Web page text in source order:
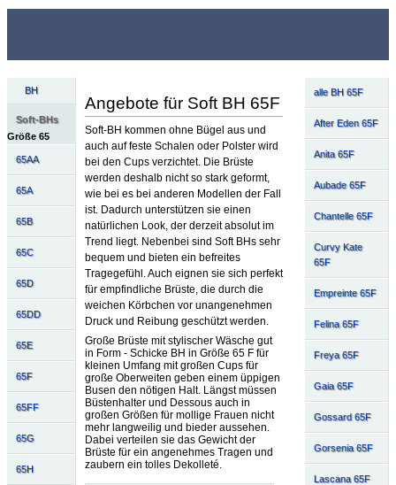
BH
Soft-BHs
Größe 65
65AA
65A
65B
65C
65D
65DD
65E
65F
65FF
65G
65H
alle BH 65F
After Eden 65F
Anita 65F
Aubade 65F
Chantelle 65F
Curvy Kate
65F
Empreinte 65F
Felina 65F
Freya 65F
Gaia 65F
Gossard 65F
Gorsenia 65F
Lascana 65F
Angebote für Soft BH 65F
Soft-BH kommen ohne Bügel aus und
auch auf feste Schalen oder Polster wird
bei den Cups verzichtet. Die Brüste
werden deshalb nicht so stark geformt,
wie bei es bei anderen Modellen der Fall
ist. Dadurch unterstützen sie einen
natürlichen Look, der derzeit absolut im
Trend liegt. Nebenbei sind Soft BHs sehr
bequem und bieten ein befreites
Tragegefühl. Auch eignen sie sich perfekt
für empfindliche Brüste, die durch die
weichen Körbchen vor unangenehmen
Druck und Reibung geschützt werden.
Große Brüste mit stylischer Wäsche gut
in Form - Schicke BH in Größe 65 F für
kleinen Umfang mit großen Cups für
große Oberweiten geben einem üppigen
Busen den nötigen Halt. Längst müssen
Büstenhalter und Dessous auch in
großen Größen für mollige Frauen nicht
mehr langweilig und bieder aussehen.
Dabei verteilen sie das Gewicht der
Brüste für ein angenehmes Tragen und
zaubern ein tolles Dekolleté.